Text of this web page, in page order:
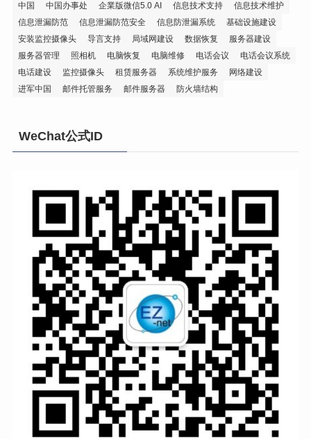
中国
中国办事处 企業版微信5.0 AI 信息技术支持
信息技术维护
信息泄漏防范
信息泄漏防范安全 信息防泄漏系统
基础设施建设
安装监控摄像头
导言支持 局域网建设 数据恢复
服务器建设
服务器管理
照相机 电脑恢复 电脑维修 电话会议
电话会议系统
电话建设
监控摄像头 租赁服务器 系统维护服务
网络建设
进军中国
邮件托管服务 邮件服务器 防火墙结构
WeChat公式ID